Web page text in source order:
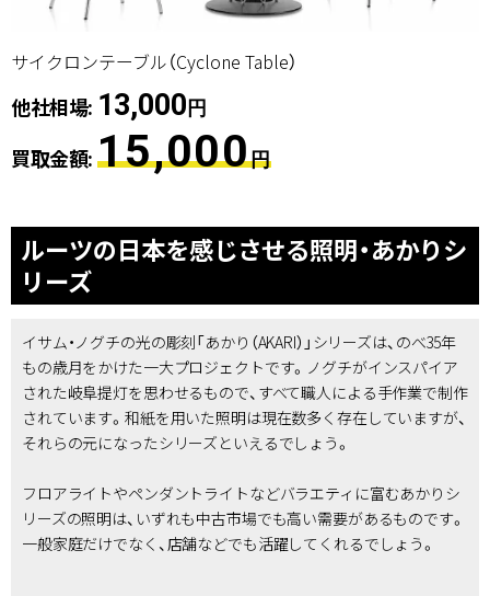
サイクロンテーブル（Cyclone Table）
他社相場: 13,000円
買取金額:15,000円
ルーツの日本を感じさせる照明・あかりシ
リーズ
イサム・ノグチの光の彫刻「あかり（AKARI）」シリーズは、のべ35年
もの歳月をかけた一大プロジェクトです。ノグチがインスパイア
された岐阜提灯を思わせるもので、すべて職人による手作業で制作
されています。和紙を用いた照明は現在数多く存在していますが、
それらの元になったシリーズといえるでしょう。
フロアライトやペンダントライトなどバラエティに富むあかりシ
リーズの照明は、いずれも中古市場でも高い需要があるものです。
一般家庭だけでなく、店舗などでも活躍してくれるでしょう。